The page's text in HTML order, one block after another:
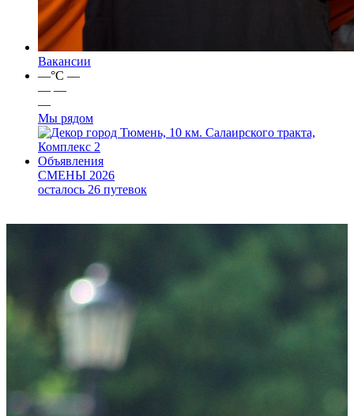
Вакансии
—°C —
— —
—
Мы рядом
город Тюмень, 10 км. Салаирского тракта,
Комплекс 2
Объявления
СМЕНЫ 2026
осталось 26 путевок